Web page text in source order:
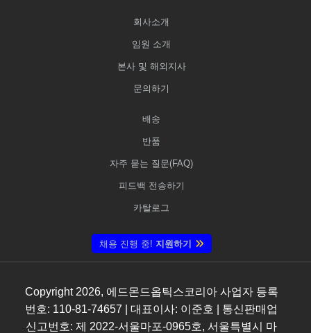
회사소개
임원 소개
본사 및 해외지사
문의하기
배송
반품
자주 묻는 질문(FAQ)
피드백 전송하기
카탈로그
채용 진행 중! 지원하기
Copyright 2026, 에드몬드옵틱스코리아 사업자 등록
번호: 110-81-74657 | 대표이사: 이준호 | 통신판매업
신고번호: 제 2022-서울마포-0965호, 서울특별시 마